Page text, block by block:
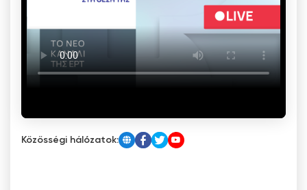
Közösségi hálózatok: